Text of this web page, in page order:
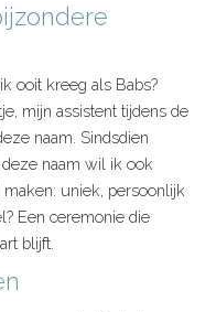
ooit kreeg als Babs?
mijn assistent tijdens de
naam. Sindsdien
naam wil ik ook
uniek, persoonlijk
Een ceremonie die
blijft.